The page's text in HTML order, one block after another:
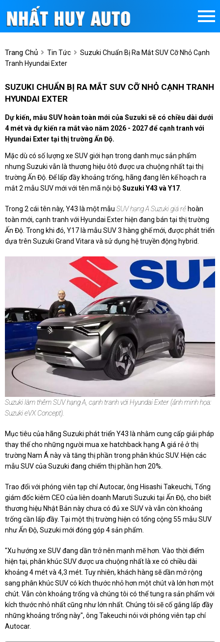
Trang Chủ Tin Tức
Suzuki Chuẩn Bị Ra Mắt SUV Cỡ Nhỏ Cạnh
Tranh Hyundai Exter
SUZUKI CHUẨN BỊ RA MẮT SUV CỠ NHỎ CẠNH TRANH
HYUNDAI EXTER
Dự kiến, mẫu SUV hoàn toàn mới của Suzuki sẽ có chiều dài dưới
4 mét và dự kiến ra mắt vào năm 2026 - 2027 để cạnh tranh với
Hyundai Exter tại thị trường Ấn Độ.
Mặc dù có số lượng xe SUV giới hạn trong danh mục sản phẩm
nhưng Suzuki vẫn là thương hiệu ôtô được ưa chuộng nhất tại thị
trường Ấn Độ. Để lấp đầy khoảng trống, hãng đang lên kế hoạch ra
mắt 2 mẫu SUV mới với tên mã nội bộSuzuki Y43 và Y17
Trong 2 cái tên này, Y43 là một mẫu SUV hạng A Suzuki giá rẻ hoàn
toàn mới, cạnh tranh với Hyundai Exter hiện đang bán tại thị trường
Ấn Độ. Trong khi đó, Y17 là mẫu SUV 3 hàng ghế mới, được phát triển
dựa trên Suzuki Grand Vitara và sử dụng hệ truyền động hybrid.
Suzuki làm thêm SUV hạng A, cạnh tranh với Hyundai Exter (ảnh minh họa:
Suzuki eVX Concept).
Mục tiêu của hãng Suzuki phát triển Y43 là nhằm cung cấp giải pháp
thay thế cho những người mua xe hatchback hạng A giá rẻ ở thị
trường Nam Á này và tăng thị phần trong phân khúc SUV. Hiện các
mẫu SUV của Suzuki đang chiếm thị phần hơn 20%.
Trao đổi với phóng viên tạp chí Autocar, ông Hisashi Takeuchi, Tổng
giám đốc kiêm CEO của liên doanh Maruti Suzuki tại Ấn Độ, cho biết
thương hiệu Nhật Bản này chưa có đủ xe SUV và vẫn còn khoảng
trống cần lấp đầy. Tại một thị trường hiện có tổng cộng 55 mẫu SUV
như Ấn Độ, Suzuki mới đóng góp 4 sản phẩm.
"Xu hướng xe SUV đang dần trở nên mạnh mẽ hơn. Vào thời điểm
hiện tại, phân khúc SUV được ưa chuộng nhất là xe có chiều dài
khoảng 4 mét và 4,3 mét. Tuy nhiên, khách hàng sẽ dần mở rộng
sang phân khúc SUV có kích thước nhỏ hơn một chút và lớn hơn một
chút. Vẫn còn khoảng trống và chúng tôi có thể tung ra sản phẩm với
kích thước nhỏ nhất cũng như lớn nhất. Chúng tôi sẽ cố gắng lấp đầy
những khoảng trống này", ông Takeuchi nói với phóng viên tạp chí
Autocar.